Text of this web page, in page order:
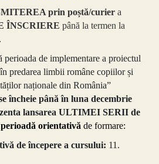
prin poștă/curier a
ÎNSCRIERE până la termen la
de implementare a proiectul
predarea limbii române copiilor și
naționale din România”
încheie până în luna decembrie
lansarea ULTIMEI SERII de
perioadă orientativă de formare:
de începere a cursului: 11.